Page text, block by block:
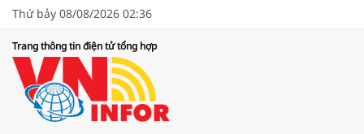
Thứ bảy 08/08/2026 02:36
Trang thông tin điện tử tổng hợp